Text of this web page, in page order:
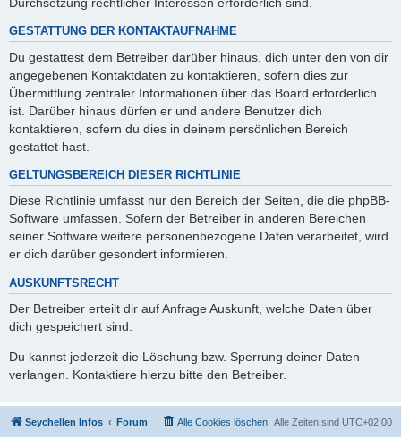
GESTATTUNG DER KONTAKTAUFNAHME
Du gestattest dem Betreiber darüber hinaus, dich unter den von dir
angegebenen Kontaktdaten zu kontaktieren, sofern dies zur
Übermittlung zentraler Informationen über das Board erforderlich
ist. Darüber hinaus dürfen er und andere Benutzer dich
kontaktieren, sofern du dies in deinem persönlichen Bereich
gestattet hast.
GELTUNGSBEREICH DIESER RICHTLINIE
Diese Richtlinie umfasst nur den Bereich der Seiten, die die phpBB-
Software umfassen. Sofern der Betreiber in anderen Bereichen
seiner Software weitere personenbezogene Daten verarbeitet, wird
er dich darüber gesondert informieren.
AUSKUNFTSRECHT
Der Betreiber erteilt dir auf Anfrage Auskunft, welche Daten über
dich gespeichert sind.
Du kannst jederzeit die Löschung bzw. Sperrung deiner Daten
verlangen. Kontaktiere hierzu bitte den Betreiber.
Seychellen Infos Forum Alle Zeiten sind UTC+02:00
Alle Cookies löschen